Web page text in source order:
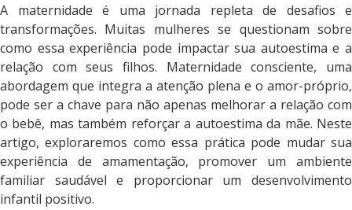
A maternidade é uma jornada repleta de desafios e
transformações. Muitas mulheres se questionam sobre
como essa experiência pode impactar sua autoestima e a
relação com seus filhos. Maternidade consciente, uma
abordagem que integra a atenção plena e o amor-próprio,
pode ser a chave para não apenas melhorar a relação com
o bebê, mas também reforçar a autoestima da mãe. Neste
artigo, exploraremos como essa prática pode mudar sua
experiência de amamentação, promover um ambiente
familiar saudável e proporcionar um desenvolvimento
infantil positivo.